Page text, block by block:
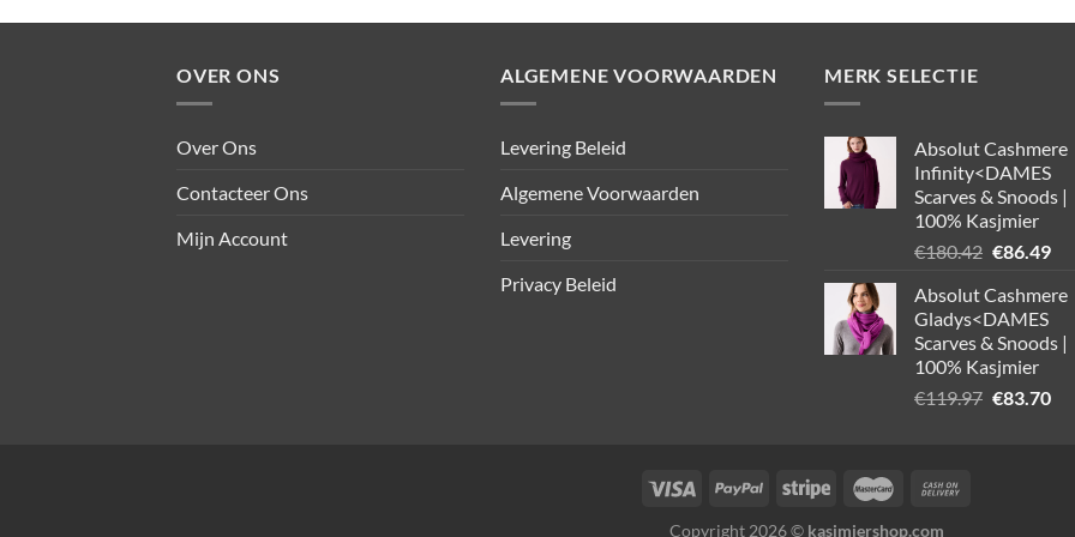
OVER ONS
Over Ons
Contacteer Ons
Mijn Account
ALGEMENE VOORWAARDEN
Levering Beleid
Algemene Voorwaarden
Levering
Privacy Beleid
MERK SELECTIE
Absolut Cashmere
Infinity<DAMES
Scarves & Snoods |
100% Kasjmier
€180.42
was:
€180.42.
€86.49
is:
Absolut Cashmere
Gladys<DAMES
Scarves & Snoods |
100% Kasjmier
€119.97 €83.70
Copyright 2026 © kasjmiershop.com